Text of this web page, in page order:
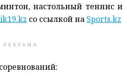
настольный теннис и
со ссылкой на Sports.kz
РЕКЛАМА